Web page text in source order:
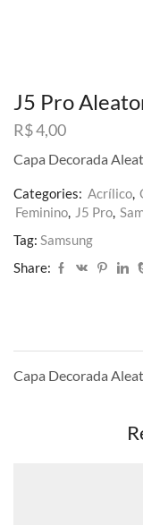
J5 Pro
R$4,00
Capa Decorada
Categories: Acrílico,
Feminino, J5 Pro,
Tag: Samsung
Share:
Capa Decorada